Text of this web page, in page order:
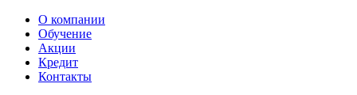
О компании
Обучение
Акции
Кредит
Контакты